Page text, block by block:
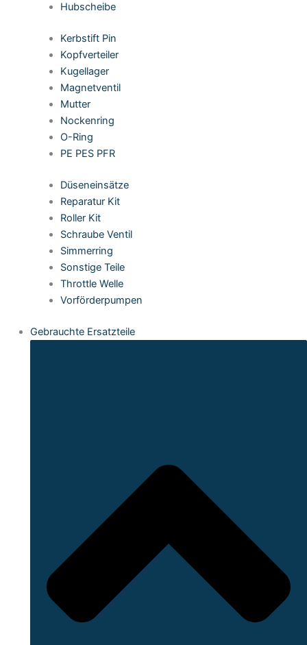
Hubscheibe
Kerbstift Pin
Kopfverteiler
Kugellager
Magnetventil
Mutter
Nockenring
O-Ring
PE PES PFR
Düseneinsätze
Reparatur Kit
Roller Kit
Schraube Ventil
Simmerring
Sonstige Teile
Throttle Welle
Vorförderpumpen
Gebrauchte Ersatzteile